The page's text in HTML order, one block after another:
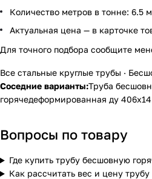
Количество метров в тонне: 6.5
Актуальная цена — в карточке
Для точного подбора сообщите
Все стальные круглые трубы ·
Соседние варианты:Труба
горячедеформированная ду
Вопросы по товару
Где купить трубу бесшовную
Как рассчитать вес и цену